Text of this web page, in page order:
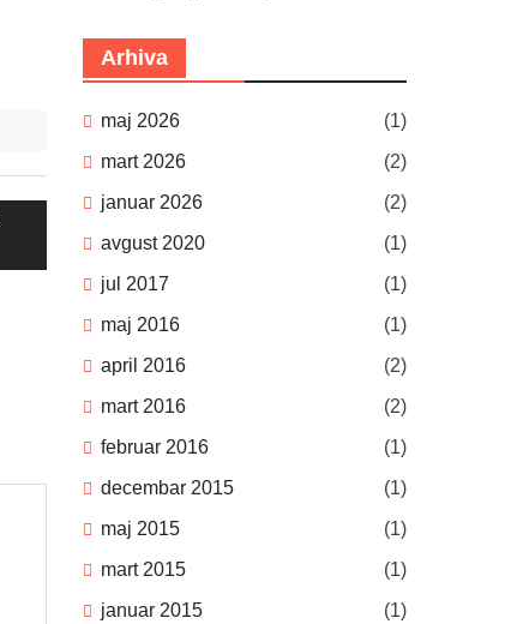
Arhiva
maj 2026
(1)
mart 2026
(2)
januar 2026
(2)
avgust 2020
(1)
jul 2017
(1)
maj 2016
(1)
april 2016
(2)
mart 2016
(2)
februar 2016
(1)
decembar 2015
(1)
maj 2015
(1)
mart 2015
(1)
januar 2015
(1)